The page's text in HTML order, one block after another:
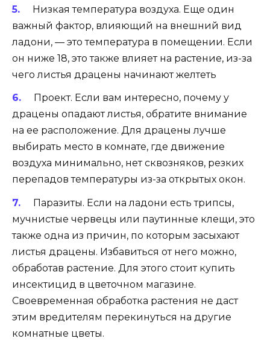
Низкая температура воздуха. Еще один
важный фактор, влияющий на внешний вид
ладони, — это температура в помещении. Если
он ниже 18, это также влияет на растение, из-за
чего листья драцены начинают желтеть
Проект. Если вам интересно, почему у
драцены опадают листья, обратите внимание
на ее расположение. Для драцены лучше
выбирать место в комнате, где движение
воздуха минимально, нет сквозняков, резких
перепадов температуры из-за открытых окон.
Паразиты. Если на ладони есть трипсы,
мучнистые червецы или паутинные клещи, это
также одна из причин, по которым засыхают
листья драцены. Избавиться от него можно,
обработав растение. Для этого стоит купить
инсектицид в цветочном магазине.
Своевременная обработка растения не даст
этим вредителям перекинуться на другие
комнатные цветы.